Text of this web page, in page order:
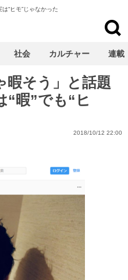
“ヒモ”じゃなかった
暇そう」と話題
“暇”でも“ヒ
2018/10/12 22:00
社会 カルチャー 連載